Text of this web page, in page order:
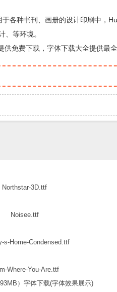
各种书刊、画册的设计印刷中，
、等环境。
免费下载，字体下载大全提供最
Northstar-3D.ttf
Noisee.ttf
s-Home-Condensed.ttf
Where-You-Are.ttf